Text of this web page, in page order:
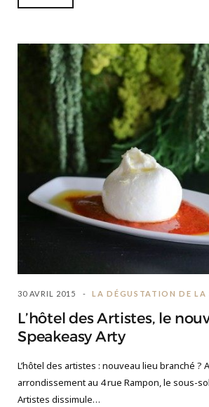
30 AVRIL 2015 LA DÉGUSTATION DE LA
L’hôtel des Artistes, le
Speakeasy Arty
L’hôtel des artistes : nouveau lieu branché ?
arrondissement au 4 rue Rampon, le sous-
Artistes dissimule…